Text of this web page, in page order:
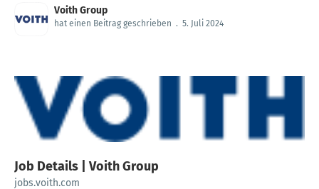
Voith Group
hat einen Beitrag geschrieben . 5. Juli 2024
Job Details | Voith Group
jobs.voith.com